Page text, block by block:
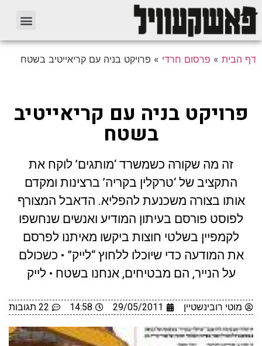
דף הבית » פרסום חרדי » פרויקט בניה עם קריאייטיב בשטח
פרויקט בניה עם קריאייטיב
בשטח
זה מה שקורה כשמשרד ‘מותגים’ לוקח את
התקציב של ‘טרקלין בקריה’ ברצינות ומקדם
אותו בצורה משכנעת להפליא. הדאבל המצורף
לפוסט פורסם בעיתון המודיע ואנשים שנחשפו
לקמפיין בשלטי חוצות ביקשו מאיתנו לפרסם
את המודעה כדי שיוכלו ללחוץ “לייק” • כשכולם
על הנייר, הם מבטיחים, אנחנו בשטח • לייק
מוטי רובינשטיין 29/05/2011
14:58 22 תגובות